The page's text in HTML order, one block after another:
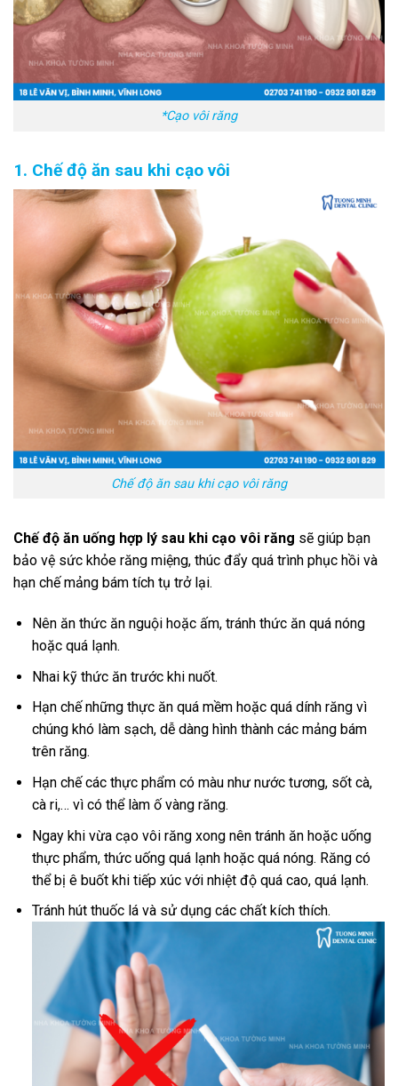
*Cạo vôi răng
1. Chế độ ăn sau khi cạo vôi
Chế độ ăn sau khi cạo vôi răng
Chế độ ăn uống hợp lý sau khi cạo vôi răng sẽ giúp bạn
bảo vệ sức khỏe răng miệng, thúc đẩy quá trình phục hồi và
hạn chế mảng bám tích tụ trở lại.
Nên ăn thức ăn nguội hoặc ấm, tránh thức ăn quá nóng
hoặc quá lạnh.
Nhai kỹ thức ăn trước khi nuốt.
Hạn chế những thực ăn quá mềm hoặc quá dính răng vì
chúng khó làm sạch, dễ dàng hình thành các mảng bám
trên răng.
Hạn chế các thực phẩm có màu như nước tương, sốt cà,
cà ri,… vì có thể làm ố vàng răng.
Ngay khi vừa cạo vôi răng xong nên tránh ăn hoặc uống
thực phẩm, thức uống quá lạnh hoặc quá nóng. Răng có
thể bị ê buốt khi tiếp xúc với nhiệt độ quá cao, quá lạnh.
Tránh hút thuốc lá và sử dụng các chất kích thích.